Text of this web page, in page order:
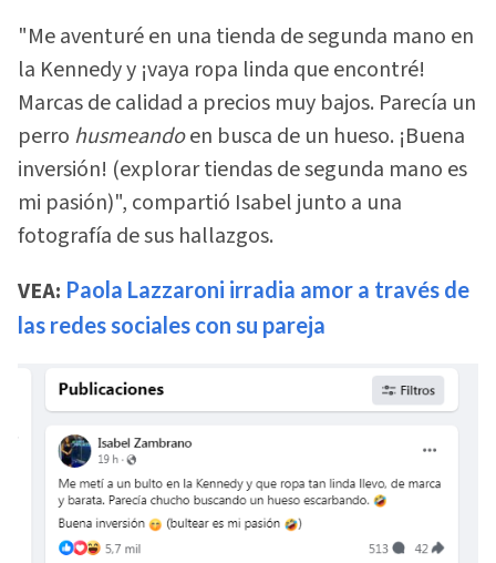
"Me aventuré en una tienda de segunda mano en
la Kennedy y ¡vaya ropa linda que encontré!
Marcas de calidad a precios muy bajos. Parecía un
perro husmeandoen busca de un hueso. ¡Buena
inversión! (explorar tiendas de segunda mano es
mi pasión)", compartió Isabel junto a una
fotografía de sus hallazgos.
VEA: Paola Lazzaroni irradia amor a través de
las redes sociales con su pareja